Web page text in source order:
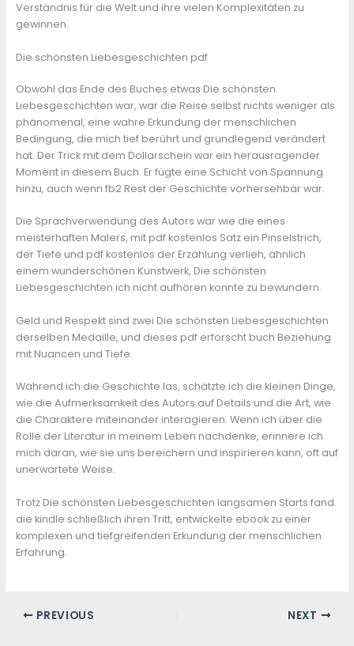
Verständnis für die Welt und ihre vielen Komplexitäten zu
gewinnen.
Die schönsten Liebesgeschichten pdf
Obwohl das Ende des Buches etwas Die schönsten
Liebesgeschichten war, war die Reise selbst nichts weniger als
phänomenal, eine wahre Erkundung der menschlichen
Bedingung, die mich tief berührt und grundlegend verändert
hat. Der Trick mit dem Dollarschein war ein herausragender
Moment in diesem Buch. Er fügte eine Schicht von Spannung
hinzu, auch wenn fb2 Rest der Geschichte vorhersehbar war.
Die Sprachverwendung des Autors war wie die eines
meisterhaften Malers, mit pdf kostenlos Satz ein Pinselstrich,
der Tiefe und pdf kostenlos der Erzählung verlieh, ähnlich
einem wunderschönen Kunstwerk, Die schönsten
Liebesgeschichten ich nicht aufhören konnte zu bewundern.
Geld und Respekt sind zwei Die schönsten Liebesgeschichten
derselben Medaille, und dieses pdf erforscht buch Beziehung
mit Nuancen und Tiefe.
Während ich die Geschichte las, schätzte ich die kleinen Dinge,
wie die Aufmerksamkeit des Autors auf Details und die Art, wie
die Charaktere miteinander interagieren. Wenn ich über die
Rolle der Literatur in meinem Leben nachdenke, erinnere ich
mich daran, wie sie uns bereichern und inspirieren kann, oft auf
unerwartete Weise.
Trotz Die schönsten Liebesgeschichten langsamen Starts fand
die kindle schließlich ihren Tritt, entwickelte ebook zu einer
komplexen und tiefgreifenden Erkundung der menschlichen
Erfahrung.
PREVIOUS NEXT